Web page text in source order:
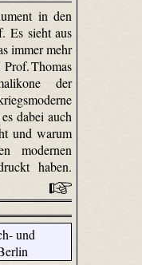
in den
Es sieht aus
immer mehr
Thomas
der
dabei auch
und warum
modernen
haben.